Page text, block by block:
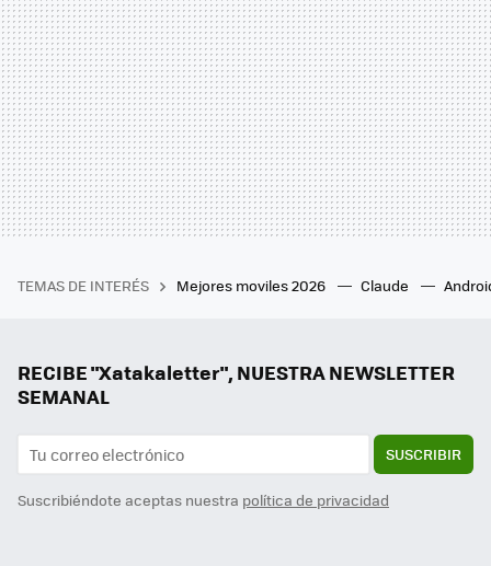
TEMAS DE INTERÉS Mejores moviles 2026 Claude
RECIBE "Xatakaletter", NUESTRA NEWSLETTER
SEMANAL
SUSCRIBIR
Suscribiéndote aceptas nuestra política de privacidad